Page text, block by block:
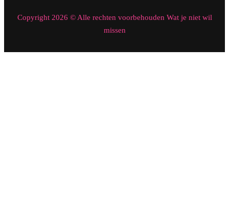
Copyright 2026 © Alle rechten voorbehouden Wat je niet wil
missen